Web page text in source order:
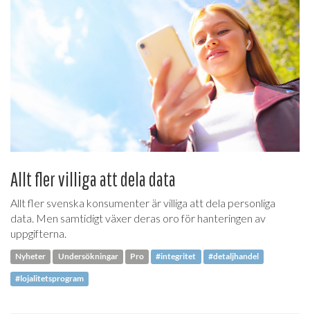
Allt fler villiga att dela data
Allt fler svenska konsumenter är villiga att dela personliga
data. Men samtidigt växer deras oro för hanteringen av
uppgifterna.
Nyheter Undersökningar Pro #integritet #detaljhandel
#lojalitetsprogram